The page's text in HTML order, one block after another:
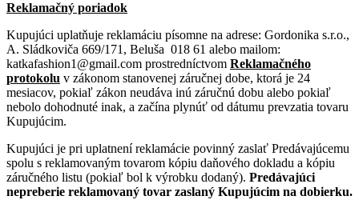
Reklamačný poriadok
Kupujúci uplatňuje reklamáciu písomne na adrese: Gordonika s.r.o.,
A. Sládkoviča 669/171, Beluša 018 61 alebo mailom:
katkafashion1@gmail.com prostredníctvom Reklamačného
protokolu v zákonom stanovenej záručnej dobe, ktorá je 24
mesiacov, pokiaľ zákon neudáva inú záručnú dobu alebo pokiaľ
nebolo dohodnuté inak, a začína plynúť od dátumu prevzatia tovaru
Kupujúcim.
Kupujúci je pri uplatnení reklamácie povinný zaslať Predávajúcemu
spolu s reklamovaným tovarom kópiu daňového dokladu a kópiu
záručného listu (pokiaľ bol k výrobku dodaný). Predávajúci
nepreberie reklamovaný tovar zaslaný Kupujúcim na dobierku.